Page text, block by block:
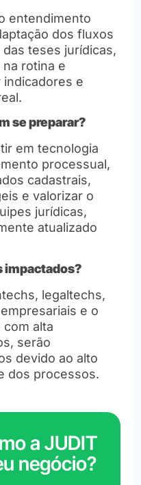
entendimento
dos fluxos
teses jurídicas,
rotina e
indicadores e
se preparar?
em tecnologia
processual,
cadastrais,
e valorizar o
jurídicas,
atualizado
impactados?
legaltechs,
e o
com alta
serão
devido ao alto
dos processos.
a JUDIT
negócio?